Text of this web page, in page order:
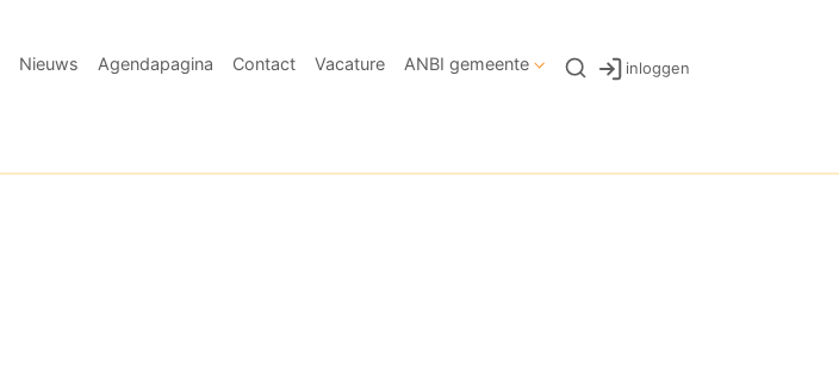
Nieuws Agendapagina Contact Vacature ANBI gemeente inloggen